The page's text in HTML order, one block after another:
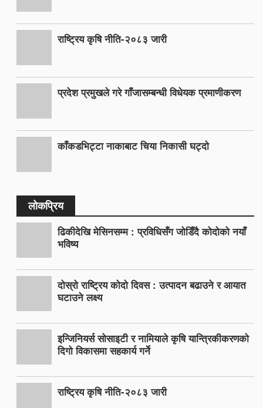
राष्ट्रिय कृषि नीति-२०८३ जारी
प्रदेश प्रमुखले गरे गाँजासम्बन्धी विधेयक प्रमाणीकरण
काँकडभिट्टा नाकाबाट चिया निकासी घट्दो
लोकप्रिय
ढिकीदेखि मेसिनसम्म : प्रविधिसँग जोडिँदै कोदोको नयाँ
भविष्य
दोस्रो राष्ट्रिय कोदो दिवस : उत्पादन बढाउने र आयात
घटाउने लक्ष्य
इन्जिनियर्स सोसाइटी र नामियाले कृषि यान्त्रिकीकरणको
दिगो विकासमा सहकार्य गर्ने
राष्ट्रिय कृषि नीति-२०८३ जारी